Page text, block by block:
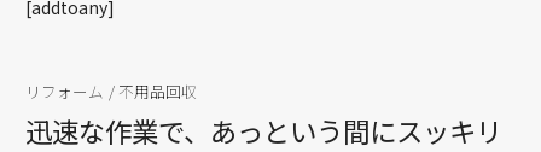
[addtoany]
リフォーム / 不用品回収
迅速な作業で、あっという間にスッキリ